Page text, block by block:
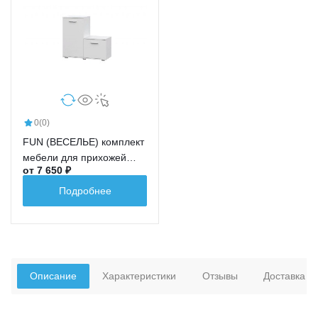
0(0)
FUN (ВЕСЕЛЬЕ) комплект
мебели для прихожей
КП-1
от 7 650 ₽
Подробнее
Описание Характеристики Отзывы Доставка